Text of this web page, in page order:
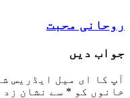
روحانی محبت
جواب دیں
آپ کا ای میل ایڈریس
خانوں کو * سے نشان زد